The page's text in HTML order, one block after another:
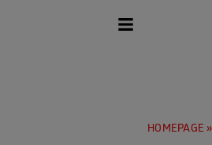
HOMEPAGE »